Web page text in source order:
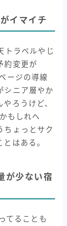
イマイチ
トラベルやじ
約変更が
ージの導線
シニア層やか
ろうけど、
もしれへ
ちょっとサク
はある。
が少ない宿
てることも